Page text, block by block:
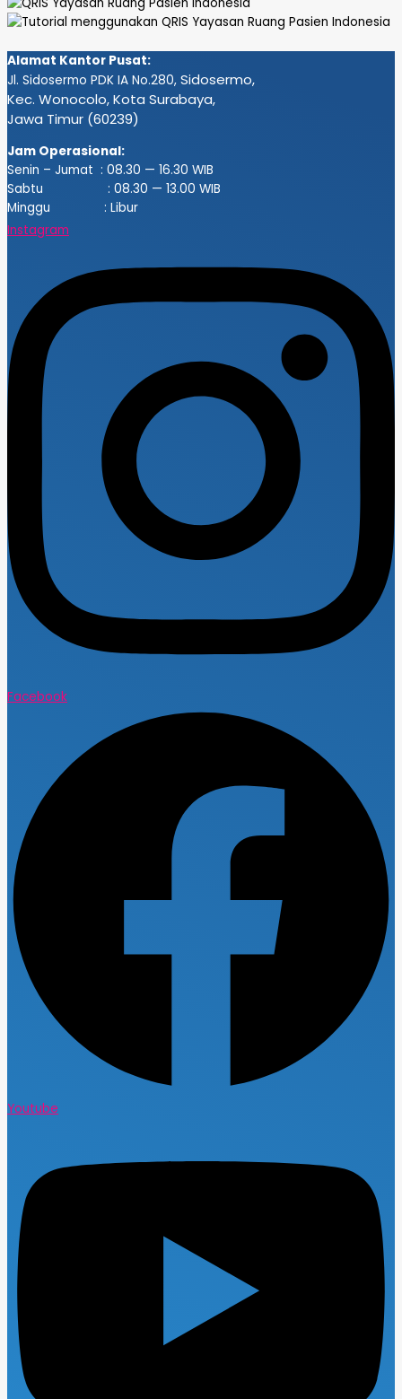
Alamat Kantor Pusat:
Jl. Sidosermo PDK IA No.280, Sidosermo,
Kec. Wonocolo, Kota Surabaya,
Jawa Timur (60239)
Jam Operasional:
Senin – Jumat : 08.30 — 16.30 WIB
Sabtu : 08.30 — 13.00 WIB
Minggu : Libur
Instagram
Facebook
Youtube